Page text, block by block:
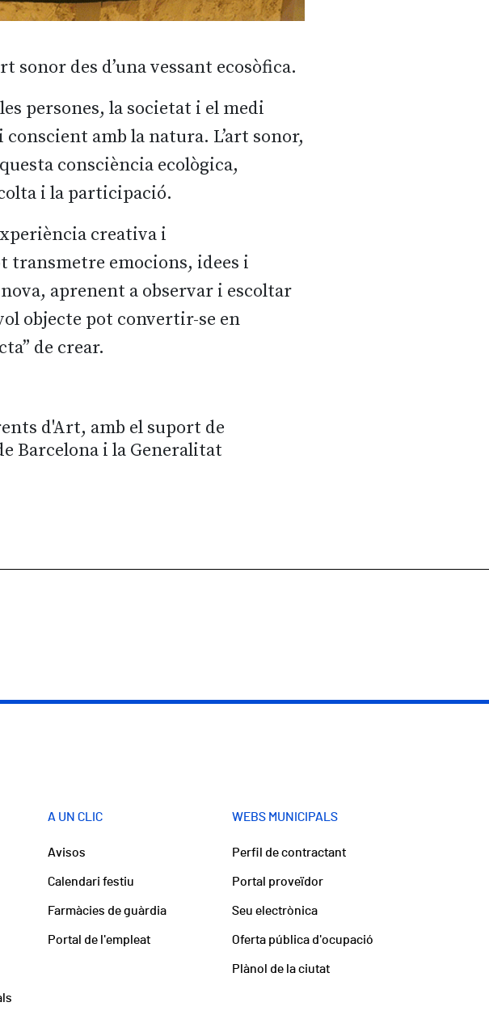
sonor des d’una vessant ecosòfica.
persones, la societat i el medi
amb la natura. L’art sonor,
consciència ecològica,
i la participació.
creativa i
transmetre emocions, idees i
aprenent a observar i escoltar
objecte pot convertir-se en
de crear.
d'Art, amb el suport de
Barcelona i la Generalitat
A UN CLIC
Avisos
Calendari festiu
Farmàcies de guàrdia
Portal de l'empleat
WEBS MUNICIPALS
Perfil de contractant
Portal proveïdor
Seu electrònica
Oferta pública d'ocupació
Plànol de la ciutat